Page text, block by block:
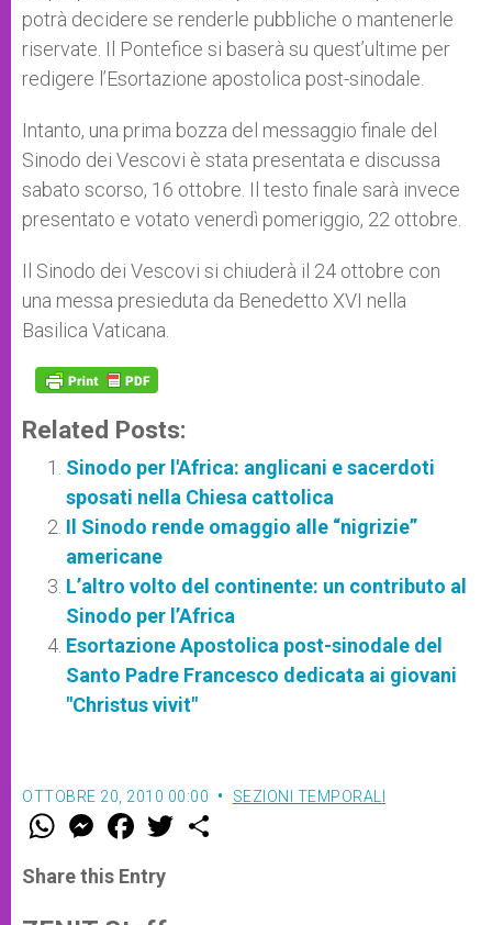
potrà decidere se renderle pubbliche o mantenerle
riservate. Il Pontefice si baserà su quest’ultime per
redigere l’Esortazione apostolica post-sinodale.
Intanto, una prima bozza del messaggio finale del
Sinodo dei Vescovi è stata presentata e discussa
sabato scorso, 16 ottobre. Il testo finale sarà invece
presentato e votato venerdì pomeriggio, 22 ottobre.
Il Sinodo dei Vescovi si chiuderà il 24 ottobre con
una messa presieduta da Benedetto XVI nella
Basilica Vaticana.
Related Posts:
Sinodo per l'Africa: anglicani e sacerdoti
sposati nella Chiesa cattolica
Il Sinodo rende omaggio alle “nigrizie”
americane
L’altro volto del continente: un contributo al
Sinodo per l’Africa
Esortazione Apostolica post-sinodale del
Santo Padre Francesco dedicata ai giovani
"Christus vivit"
OTTOBRE 20, 2010 00:00 SEZIONI TEMPORALI
W
t
s
M
e
s
e
F
a
e
b
w
Share this Entry